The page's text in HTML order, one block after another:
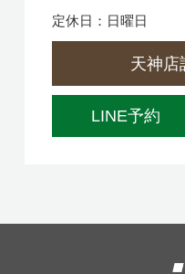
定休日：日曜日
天神店
LINE予約